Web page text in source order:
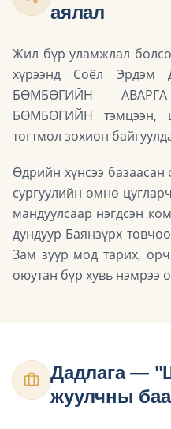
аялал
Жил бүр уламжлал
хүрээнд Соёл Эрдэм
БӨМБӨГИЙН
БӨМБӨГИЙН тэмцээн,
тогтмол зохион
Өдрийн хүнсээ базаасан
сургуулийн өмнө
мандуулсаар нэгдсэн
дундуур Баянзүрх
Зам зуур мод тарих,
оюутан бүр хувь нэмрээ
Дадлага —
жуулчны